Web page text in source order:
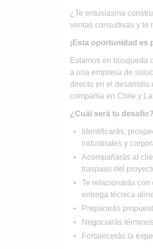
¿Te entusiasma
ventas consultivas y te
¡Esta oportunidad es
Estamos en búsqueda
a una empresa de
directo en el desarrollo
compañía en Chile y
¿Cuál será tu desafío?
Identificarás,
industriales y
Acompañarás al
traspaso del
Te relacionarás
entrega técnica
Prepararás
Negociarás
Fortalecerás la